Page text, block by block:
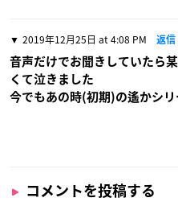
2019年12月25日 at 4:08 PM 返信
音声だけでお聞きしていたら
くて泣きました
今でもあの時(初期)の遙かシリ
コメントを投稿する